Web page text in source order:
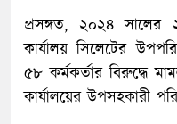
প্রসঙ্গত, ২০২৪ সালের
কার্যালয় সিলেটের
৫৮ কর্মকর্তার বিরুদ্ধে
কার্যালয়ের উপসহকারী